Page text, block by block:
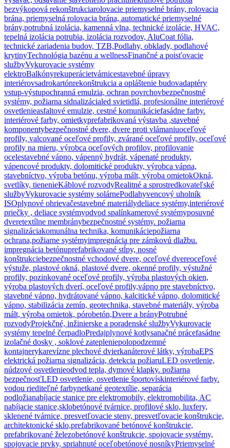
bezvýkopová rekonštrukciarolovacie priemyselné brány, rolovacia
brána, priemyselná rolovacia brána, automatické priemyselné
brány,potrubná izolácia, kamenná vlna, technické izolácie, HVAC,
tepelná izolácia potrubia, izolácia rozvodov, AluCoat fólia,
technické zariadenia budov, TZB,Podlahy, obklady, podlahové
krytinyTechnológia bazénu a wellnessFinančné a poisťovacie
službyVykurovacie systémy
elektroBalkónyrekuperácietvárnicestavebné úpravy
interiérovsadrokartónrekonštrukcia a opláštenie budovadaptéry
vstup-výstupochranná emulzia, ochran povrchovbezpečnostné
systémy, požiarna sidnalizácialed svietidlá, profesionálne interiérové
osvetlenieasfaltové emulzie, cestné komunikáciefasádne farby.
interiérové farby, omietkyprefabrikovaná výstavba ,stavebné
komponentybezpečnostné dvere, dvere proti vlámaniuoceľové
profily, valcované oceľové profily, zvárané oceľové profily, oceľové
profily na mieru, výrobca oceľových profilov, profilovanie
ocelestavebné vápno, vápenný hydrát, vápenaté produkty,
vápencové produkty, dolomitické produkty, výrobca vápna,
stavebníctvo, výroba betónu, výroba mált, výroba omietokOkná,
svetlíky, tienenieKáblové rozvodyRealitné a sprostredkovateľské
službyVykurovacie systémy solárnePodlahyvencový uholník
ISOplynové ohrievačestavebné materiálydeliace systémy,interiérové
priečky , deliace systémyodvod spalínkamerové systémyposuvné
dveretextílne membránybezpečnostné systémy. požiarna
signalizáciakomunálna technika, komunikáciepožiarna
ochrana,požiarne systémyimpregnácia pre zámkovú dlažbu.
impregnácia betónuprefabrikované stĺpy, nosné
konštrukciebezpečnostné vchodové dvere, oceľové dvereoceľové
výstuže, plastové okná, plastové dvere, okenné profily, výstužné
profily, pozinkované oceľové profily, výroba plastových okien,
výroba plastových dverí, oceľové profily,vápno pre stavebníctvo,
stavebné vápno, hydrátované vápno, kalcitické vápno, dolomitické
vápno, stabilizácia zemín, geotechnika, stavebné materiály, výroba
mált, výroba omietok, pórobetón,Dvere a brányPotrubné
rozvodyProjekčné, inžinierske a poradenské službyVykurovacie
systémy tepelné čerpadloPredajplynové kotlysanačné prácefasádne
izolačné dosky , soklové zatepleniepolopodzemné
kontajnerykarevízne plechové dvierkanáterové látky, výrobaEPS
elektrická požiarna signalizácia, detekcia požiaruLED osvetlenie,
núdzové osvetlenieodvod tepla, dymové klapky. požiarna
bezpečnosťLED osvetlenie, osvetlenie športovískinteriérové farby.
vodou riediteľné farbynetkané geotextílie, separácia
podložianabíjacie stanice pre elektromobily, elektromobilita, AC
nabíjacie stanice,sklobetónové tvárnice, profilové sklo, luxfery,
sklenené tvárnice, presvetľovacie steny, presvetľovacie konštrukcie,
architektonické sklo,prefabrikované betónové konštrukcie,
prefabrikované železobetónové konštrukcie, spojovacie systémy,
spojovacie prvky, spriahnuté oceľobetónové nosníkyPriemyselné